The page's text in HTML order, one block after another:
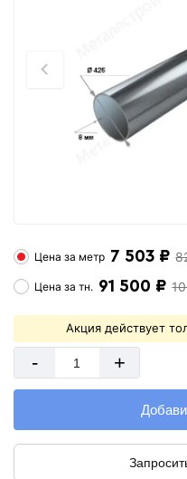
Цена за метр 7 503 ₽
Цена затн. 91 500 ₽
Акция действует
- +